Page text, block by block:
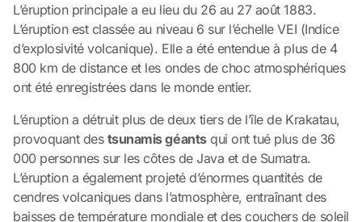
L’éruption principale a eu lieu du 26 au 27 août 1883.
L’éruption est classée au niveau 6 sur l’échelle VEI (Indice
d’explosivité volcanique). Elle a été entendue à plus de 4
800 km de distance et les ondes de choc atmosphériques
ont été enregistrées dans le monde entier.
L’éruption a détruit plus de deux tiers de l’île de Krakatau,
provoquant des tsunamis géantsqui ont tué plus de 36
000 personnes sur les côtes de Java et de Sumatra.
L’éruption a également projeté d’énormes quantités de
cendres volcaniques dans l’atmosphère, entraînant des
baisses de température mondiale et des couchers de soleil